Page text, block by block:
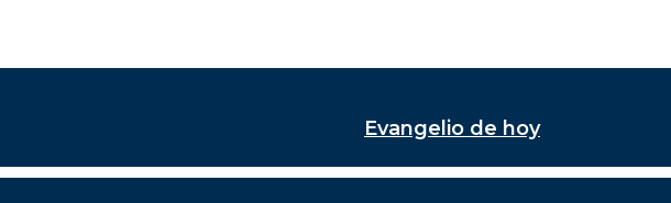
Evangelio de hoy